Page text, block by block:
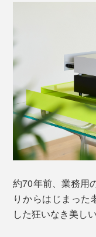
約70年前、業務用
りからはじまった
した狂いなき美し